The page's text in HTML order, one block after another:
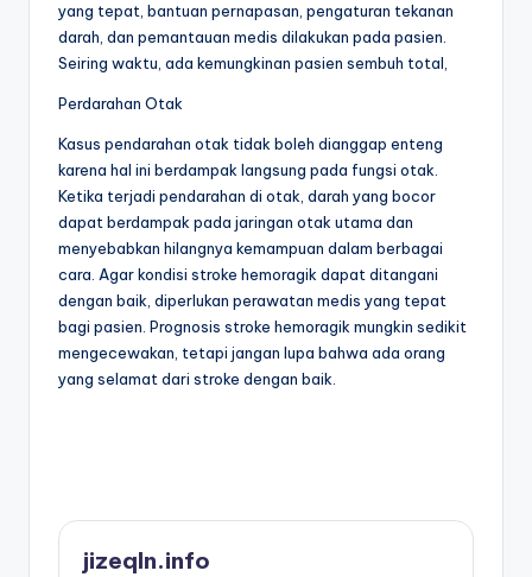
yang tepat, bantuan pernapasan, pengaturan tekanan
darah, dan pemantauan medis dilakukan pada pasien.
Seiring waktu, ada kemungkinan pasien sembuh total,
Perdarahan Otak
Kasus pendarahan otak tidak boleh dianggap enteng
karena hal ini berdampak langsung pada fungsi otak.
Ketika terjadi pendarahan di otak, darah yang bocor
dapat berdampak pada jaringan otak utama dan
menyebabkan hilangnya kemampuan dalam berbagai
cara. Agar kondisi stroke hemoragik dapat ditangani
dengan baik, diperlukan perawatan medis yang tepat
bagi pasien. Prognosis stroke hemoragik mungkin sedikit
mengecewakan, tetapi jangan lupa bahwa ada orang
yang selamat dari stroke dengan baik.
jizeqln.info